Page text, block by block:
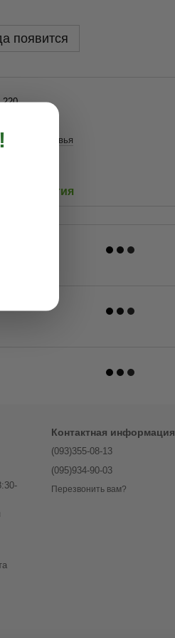
появится
220
деревья
Гарантия
Контактная информация
(093)355-08-13
(095)934-90-03
Перезвонить вам?